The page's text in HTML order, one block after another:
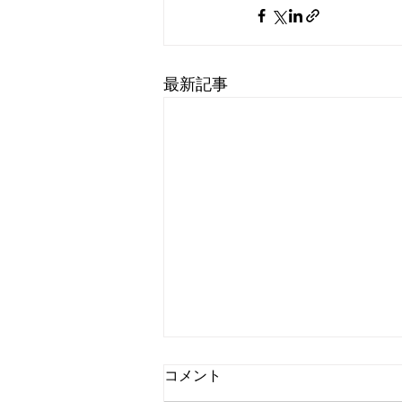
最新記事
8月6日 営業中 買取 質屋 質預
コメント